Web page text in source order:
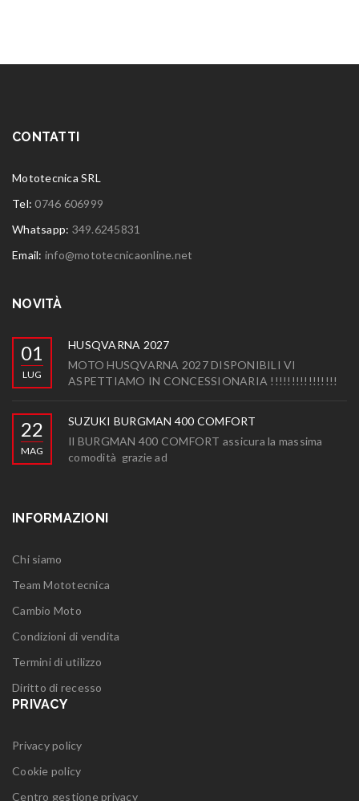
CONTATTI
Mototecnica SRL
Tel:0746 606999
Whatsapp: 349.6245831
Email: info@mototecnicaonline.net
NOVITÀ
01
LUG
HUSQVARNA 2027
MOTO HUSQVARNA 2027 DISPONIBILI VI
ASPETTIAMO IN CONCESSIONARIA !!!!!!!!!!!!!!!!
22
MAG
SUZUKI BURGMAN 400 COMFORT
Il BURGMAN 400 COMFORT assicura la massima
comodità grazie ad
INFORMAZIONI
Chi siamo
Team Mototecnica
Cambio Moto
Condizioni di vendita
Termini di utilizzo
Diritto di recesso
PRIVACY
Privacy policy
Cookie policy
Centro gestione privacy